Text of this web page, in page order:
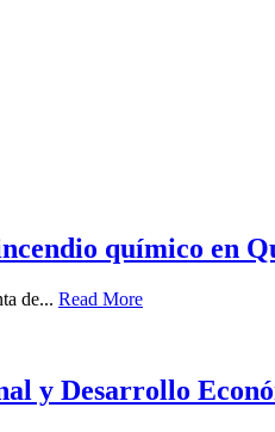
químico en
de... Read More
y Desarrollo